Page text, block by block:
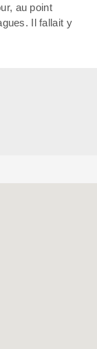
au point
Il fallait y